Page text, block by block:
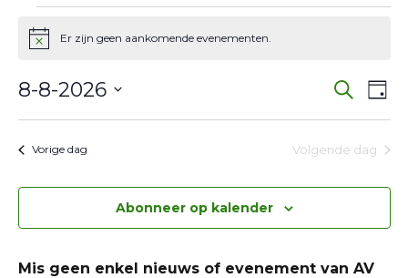
Evenementen
in
8
augustus
2026
BerichtEr zijn geen aankomende evenementen.
en
Zoeken
Dag
8-8-2026
datum.
Vorige dag Volgende dag
Abonneer op kalender
Mis geen enkel nieuws of evenement van AV